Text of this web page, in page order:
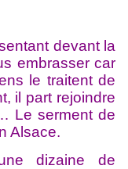
devant la
embrasser car
le traitent de
il part rejoindre
Le serment de
Alsace.
dizaine de